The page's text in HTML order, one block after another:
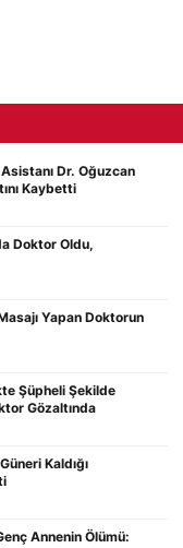
Dr. Oğuzcan
Kaybetti
Doktor Oldu,
Yapan Doktorun
Şüpheli Şekilde
Gözaltında
Kaldığı
Annenin Ölümü: